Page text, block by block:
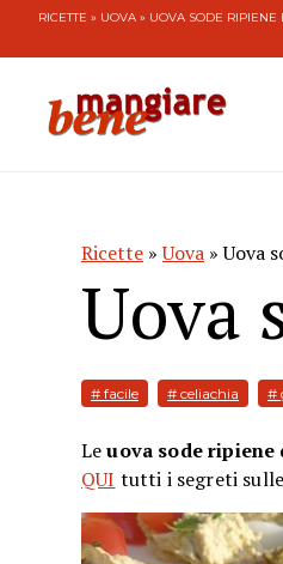
RICETTE » UOVA » UOVA SODE RIPIENE
Ricette »Uova » Uova
Uova
# facile # celiachia #
Leuova sode ripiene
QUI tutti i segreti